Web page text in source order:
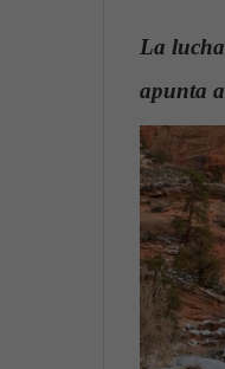
La
apunta